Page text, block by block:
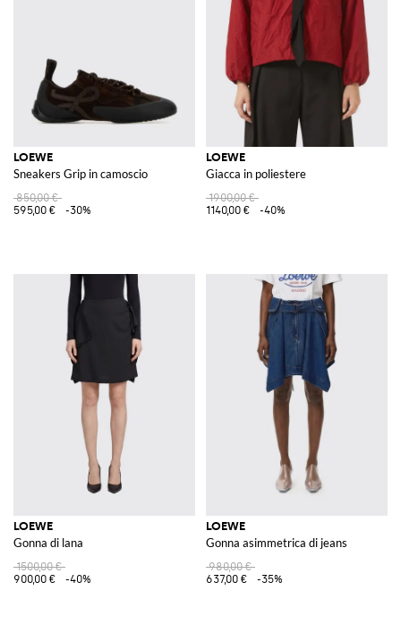
LOEWE
Sneakers Grip in camoscio
850,00 €
595,00 €
-30%
LOEWE
Giacca in poliestere
1900,00 €
1140,00 €
-40%
LOEWE
Gonna di lana
1500,00 €
900,00 €
-40%
LOEWE
Gonna asimmetrica di jeans
980,00 €
637,00 €
-35%